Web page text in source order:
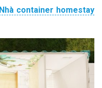
Nhà container homestay